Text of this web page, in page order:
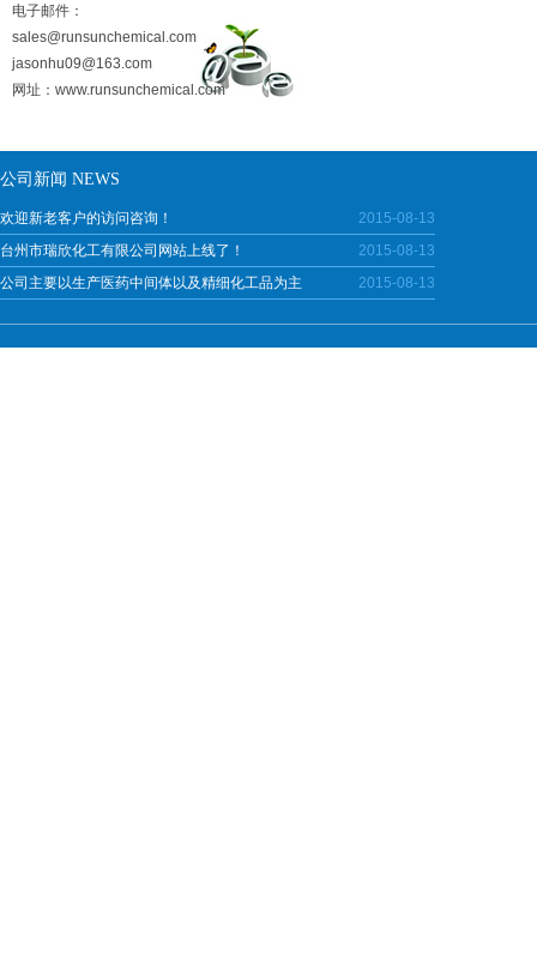
电子邮件：
sales@runsunchemical.com
jasonhu09@163.com
网址： www.runsunchemical.com
公司新闻 NEWS
欢迎新老客户的访问咨询！
2015-08-13
台州市瑞欣化工有限公司网站上线了！
2015-08-13
公司主要以生产医药中间体以及精细化工品为主
2015-08-13